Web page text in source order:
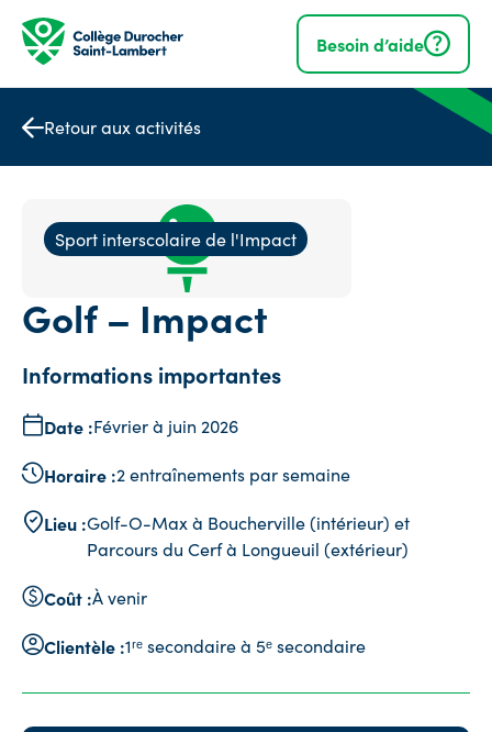
rapide
Besoin d’aide
Retour aux activités
Sport interscolaire de l'Impact
Golf – Impact
Informations importantes
Date :Février à juin 2026
Horaire :2 entraînements par semaine
Lieu :Golf-O-Max à Boucherville (intérieur) et
Parcours du Cerf à Longueuil (extérieur)
Coût :À venir
Clientèle :1ʳᵉ secondaire à 5ᵉ secondaire